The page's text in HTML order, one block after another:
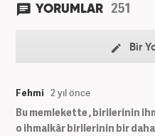
YORUMLAR 251
Bir
Fehmi 2 yıl önce
Bu memlekette , birilerinin
o ihmalkâr birilerinin bir